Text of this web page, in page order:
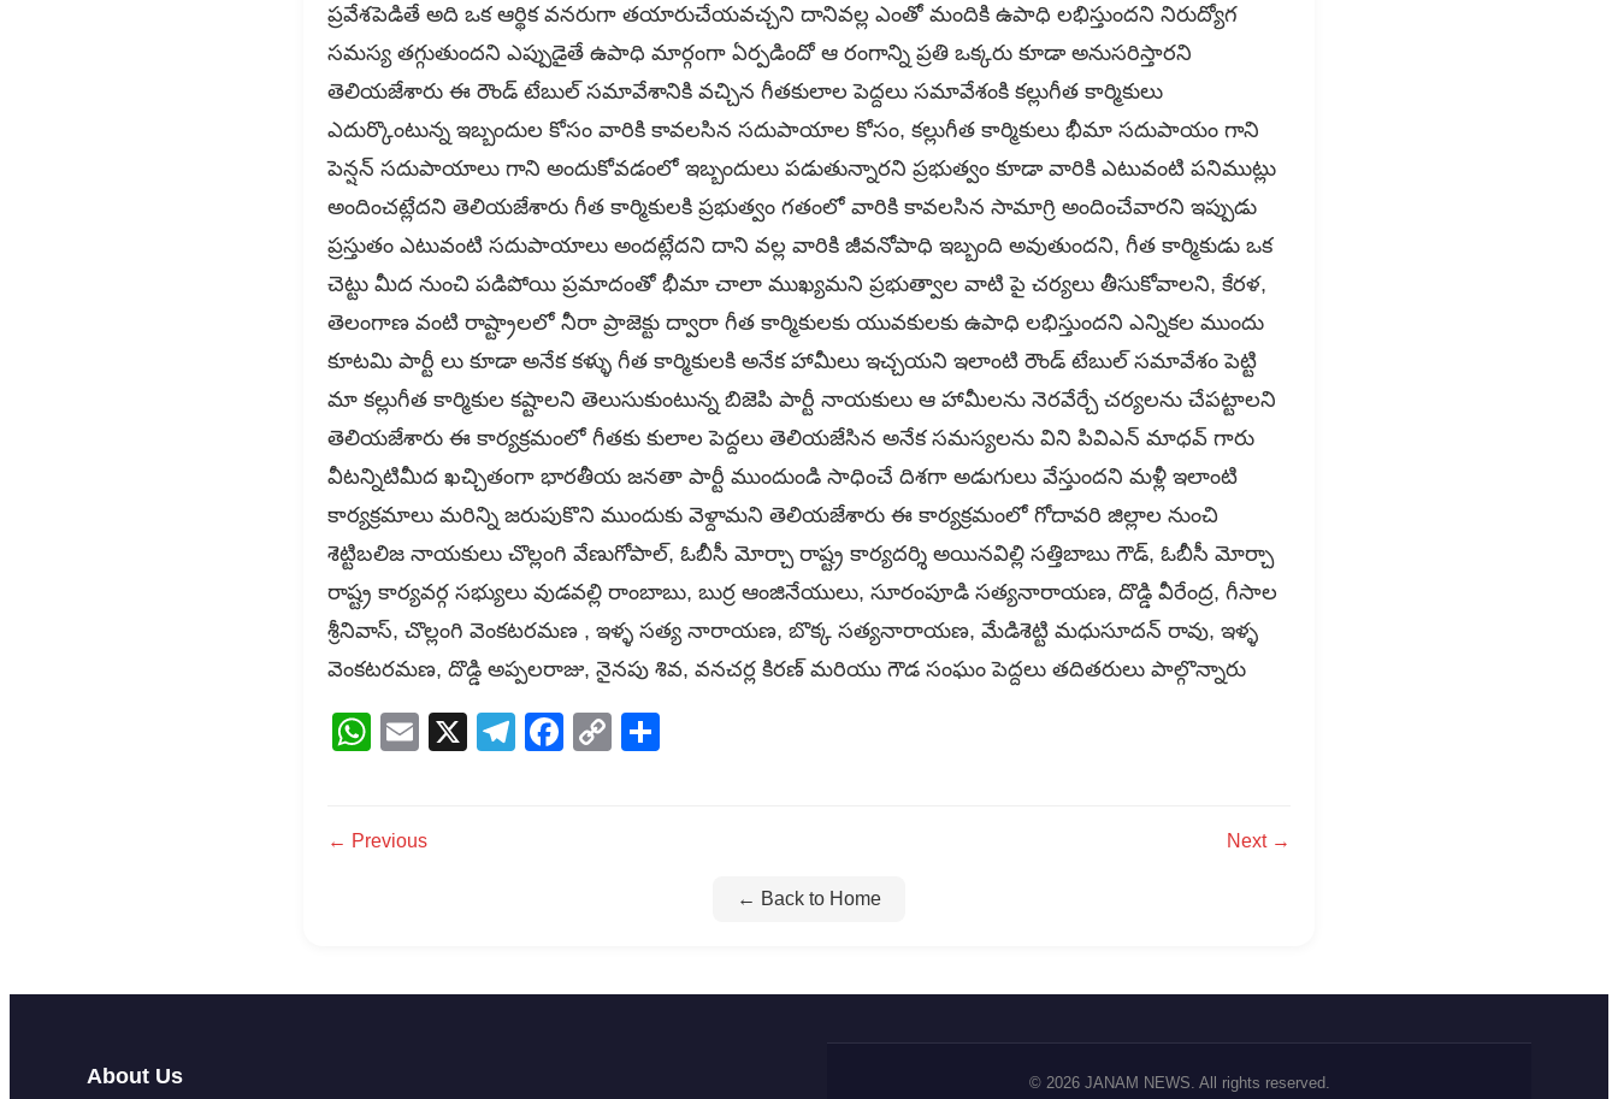
ప్రవేశపెడితే అది ఒక ఆర్థిక వనరుగా తయారుచేయవచ్చని దానివల్ల ఎంతో మందికి ఉపాధి లభిస్తుందని నిరుద్యోగ
సమస్య తగ్గుతుందని ఎప్పుడైతే ఉపాధి మార్గంగా ఏర్పడిందో ఆ రంగాన్ని ప్రతి ఒక్కరు కూడా అనుసరిస్తారని
తెలియజేశారు ఈ రౌండ్ టేబుల్ సమావేశానికి వచ్చిన గీతకులాల పెద్దలు సమావేశంకి కల్లుగీత కార్మికులు
ఎదుర్కొంటున్న ఇబ్బందుల కోసం వారికి కావలసిన సదుపాయాల కోసం, కల్లుగీత కార్మికులు భీమా సదుపాయం గాని
పెన్షన్ సదుపాయాలు గాని అందుకోవడంలో ఇబ్బందులు పడుతున్నారని ప్రభుత్వం కూడా వారికి ఎటువంటి పనిముట్లు
అందించట్లేదని తెలియజేశారు గీత కార్మికులకి ప్రభుత్వం గతంలో వారికి కావలసిన సామాగ్రి అందించేవారని ఇప్పుడు
ప్రస్తుతం ఎటువంటి సదుపాయాలు అందట్లేదని దాని వల్ల వారికి జీవనోపాధి ఇబ్బంది అవుతుందని, గీత కార్మికుడు ఒక
చెట్టు మీద నుంచి పడిపోయి ప్రమాదంతో భీమా చాలా ముఖ్యమని ప్రభుత్వాల వాటి పై చర్యలు తీసుకోవాలని, కేరళ,
తెలంగాణ వంటి రాష్ట్రాలలో నీరా ప్రాజెక్టు ద్వారా గీత కార్మికులకు యువకులకు ఉపాధి లభిస్తుందని ఎన్నికల ముందు
కూటమి పార్టీ లు కూడా అనేక కళ్ళు గీత కార్మికులకి అనేక హామీలు ఇచ్చయని ఇలాంటి రౌండ్ టేబుల్ సమావేశం పెట్టి
మా కల్లుగీత కార్మికుల కష్టాలని తెలుసుకుంటున్న బిజెపి పార్టీ నాయకులు ఆ హామీలను నెరవేర్చే చర్యలను చేపట్టాలని
తెలియజేశారు ఈ కార్యక్రమంలో గీతకు కులాల పెద్దలు తెలియజేసిన అనేక సమస్యలను విని పివిఎన్ మాధవ్ గారు
వీటన్నిటిమీద ఖచ్చితంగా భారతీయ జనతా పార్టీ ముందుండి సాధించే దిశగా అడుగులు వేస్తుందని మళ్లీ ఇలాంటి
కార్యక్రమాలు మరిన్ని జరుపుకొని ముందుకు వెళ్దామని తెలియజేశారు ఈ కార్యక్రమంలో గోదావరి జిల్లాల నుంచి
శెట్టిబలిజ నాయకులు చొల్లంగి వేణుగోపాల్, ఓబీసీ మోర్చా రాష్ట్ర కార్యదర్శి అయినవిల్లి సత్తిబాబు గౌడ్, ఓబీసీ మోర్చా
రాష్ట్ర కార్యవర్గ సభ్యులు వుడవల్లి రాంబాబు, బుర్ర ఆంజినేయులు, సూరంపూడి సత్యనారాయణ, దొడ్డి వీరేంద్ర, గీసాల
శ్రీనివాస్, చొల్లంగి వెంకటరమణ , ఇళ్ళ సత్య నారాయణ, బొక్క సత్యనారాయణ, మేడిశెట్టి మధుసూదన్ రావు, ఇళ్ళ
వెంకటరమణ, దొడ్డి అప్పలరాజు, నైనపు శివ, వనచర్ల కిరణ్ మరియు గౌడ సంఘం పెద్దలు తదితరులు పాల్గొన్నారు
WhatsApp
Email
X Telegram
Facebook
Copy
← Previous Next →
← Back to Home
About Us
© 2026 JANAM NEWS. All rights reserved.